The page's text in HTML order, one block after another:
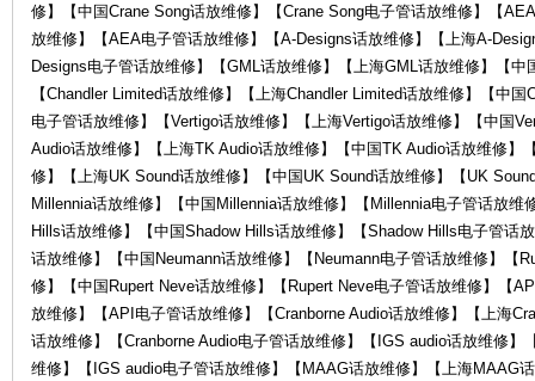
修】【中国Crane Song话放维修】【Crane Song电子管话放维修】【
放维修】【AEA电子管话放维修】【A-Designs话放维修】【上海A-
Designs电子管话放维修】【GML话放维修】【上海GML话放维修】【
【Chandler Limited话放维修】【上海Chandler Limited话放维修】【中
电子管话放维修】【Vertigo话放维修】【上海Vertigo话放维修】【中国
Audio话放维修】【上海TK Audio话放维修】【中国TK Audio话放维修】
修】【上海UK Sound话放维修】【中国UK Sound话放维修】【UK
Millennia话放维修】【中国Millennia话放维修】【Millennia电子管话放
Hills话放维修】【中国Shadow Hills话放维修】【Shadow Hills电子管话
话放维修】【中国Neumann话放维修】【Neumann电子管话放维修】【
修】【中国Rupert Neve话放维修】【Rupert Neve电子管话放维修】【
放维修】【API电子管话放维修】【Cranborne Audio话放维修】【上海
话放维修】【Cranborne Audio电子管话放维修】【IGS audio话放维修
维修】【IGS audio电子管话放维修】【MAAG话放维修】【上海MAAG